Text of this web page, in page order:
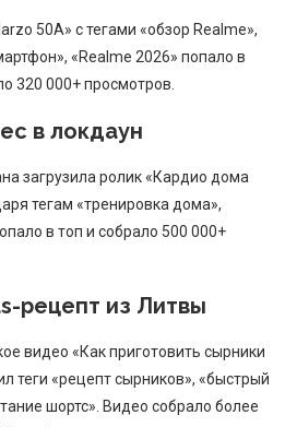
50A» с тегами «обзор Realme»,
«Realme 2026» попало в
320 000+ просмотров.
в локдаун
загрузила ролик «Кардио дома
тегам «тренировка дома»,
в топ и собрало 500 000+
рецепт из Литвы
видео «Как приготовить сырники
теги «рецепт сырников», «быстрый
шортс». Видео собрало более